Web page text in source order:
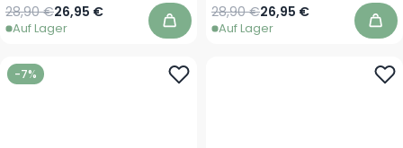
Sonderpreis
26,95 €
Regulärer Preis
28,90 €
Auf Lager In den Warenkorb
Sonderpreis
26,95 €
Regulärer Preis
28,90 €
Auf Lager In
-7%